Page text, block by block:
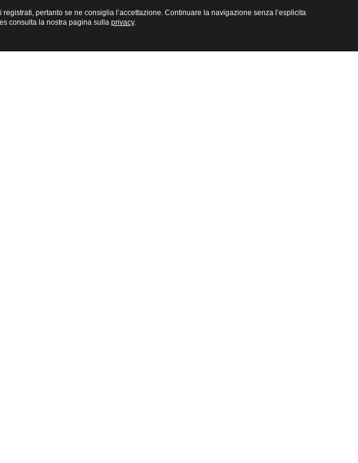
pertanto se ne consiglia l’accettazione. Continuare la navigazione senza l’esplicita
consulta la nostra pagina sulla privacy.